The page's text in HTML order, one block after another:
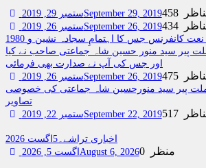
ستمبر 29, 2019September 29, 2019 مناظر
ستمبر 26, 2019September 26, 2019 مناظر
1980 میں یو کے میں پہلی نعت کانفرنس جس کا اہتمامِ سجادہ نشین و
پیر سید منور حسین شاہ جماعتی صاحب نے کیا
اور جس کی آپ نے صدارت بھی فرمائی
ستمبر 26, 2019September 26, 2019 مناظر
پیر سید منورحسین شاہ جماعتی کی خصوصی
تصاویر
ستمبر 22, 2019September 22, 2019 مناظر
اخباری تراشے۔5اگست 2026
اگست 5, 2026 August 6, 2026 0 منظر